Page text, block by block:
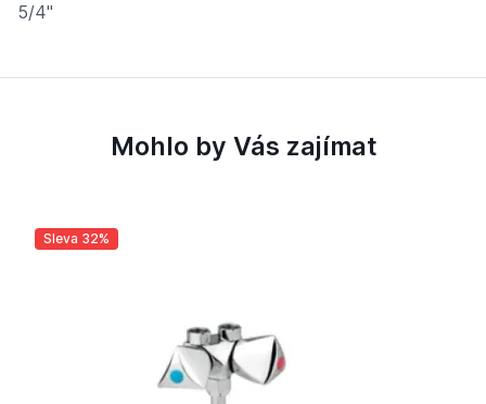
5/4"
Mohlo by Vás zajímat
Sleva 32%